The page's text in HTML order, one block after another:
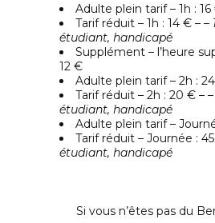
Adulte plein tarif – 1h :
Tarif réduit – 1h : 14 € – –
étudiant, handicapé
Supplément – l’heure
12 €
Adulte plein tarif – 2h :
Tarif réduit – 2h : 20 € –
étudiant, handicapé
Adulte plein tarif –
Tarif réduit – Journée :
étudiant, handicapé
Si vous n’êtes pas du